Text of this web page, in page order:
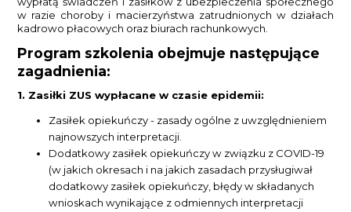
w razie choroby i macierzyństwa zatrudnionych w działach
kadrowo płacowych oraz biurach rachunkowych.
Program szkolenia obejmuje następujące
zagadnienia:
1. Zasiłki ZUS wypłacane w czasie epidemii:
Zasiłek opiekuńczy - zasady ogólne z uwzględnieniem
najnowszych interpretacji.
Dodatkowy zasiłek opiekuńczy w związku z COVID-19
(w jakich okresach i na jakich zasadach przysługiwał
dodatkowy zasiłek opiekuńczy, błędy w składanych
wnioskach wynikające z odmiennych interpretacji